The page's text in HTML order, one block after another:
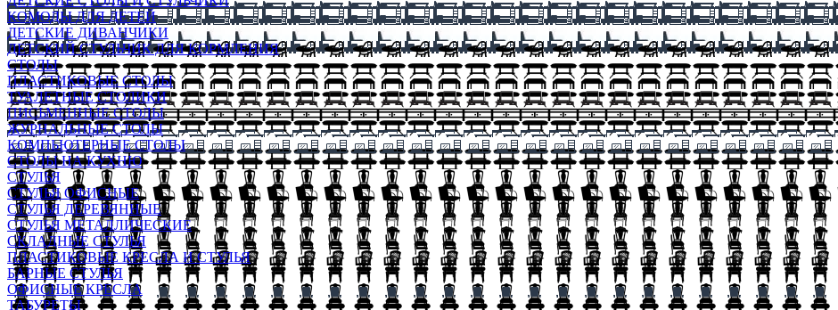
КОМОДЫ ДЛЯ ДЕТЕЙ
ДЕТСКИЕ ДИВАНЧИКИ
ДЕТСКИЙ СТУЛЬЧИК ДЛЯ КОРМЛЕНИЯ
СТОЛЫ
ПЛАСТИКОВЫЕ СТОЛЫ
ТУАЛЕТНЫЕ СТОЛИКИ
ПИСЬМЕННЫЕ СТОЛЫ
ЖУРНАЛЬНЫЕ СТОЛЫ
КОМПЬЮТЕРНЫЕ СТОЛЫ
СТОЛЫ НА КУХНЮ
СТУЛЬЯ
СТУЛЬЯ ОФИСНЫЕ
СТУЛЬЯ ДЕРЕВЯННЫЕ
СТУЛЬЯ МЕТАЛЛИЧЕСКИЕ
СКЛАДНЫЕ СТУЛЬЯ
ПЛАСТИКОВЫЕ КРЕСЛА И СТУЛЬЯ
БАРНЫЕ СТУЛЬЯ
ОФИСНЫЕ КРЕСЛА
ТАБУРЕТЫ